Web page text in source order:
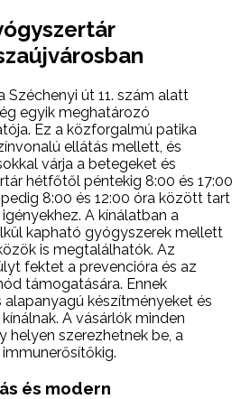
Széchenyi út 11. szám alatt
egyik meghatározó
Ez a közforgalmú patika
ellátás mellett, és
várja a betegeket és
hétfőtől péntekig 8:00 és 17:00
8:00 és 12:00 óra között tart
A kínálatban a
kapható gyógyszerek mellett
is megtalálhatók. Az
fektet a prevencióra és az
támogatására. Ennek
készítményeket és
A vásárlók minden
helyen szerezhetnek be, a
és modern